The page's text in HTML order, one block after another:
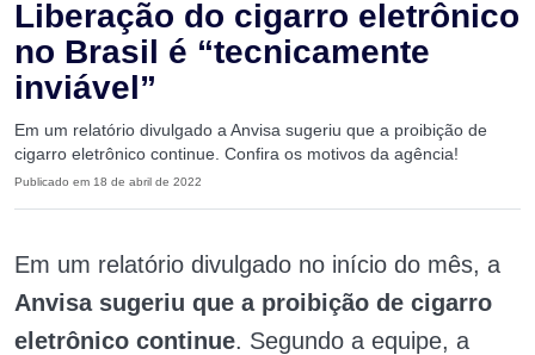
Liberação do cigarro eletrônico
no Brasil é “tecnicamente
inviável”
Em um relatório divulgado a Anvisa sugeriu que a proibição de
cigarro eletrônico continue. Confira os motivos da agência!
Publicado em 18 de abril de 2022
Em um relatório divulgado no início do mês, a
Anvisa sugeriu que a proibição de cigarro
eletrônico continue. Segundo a equipe, a